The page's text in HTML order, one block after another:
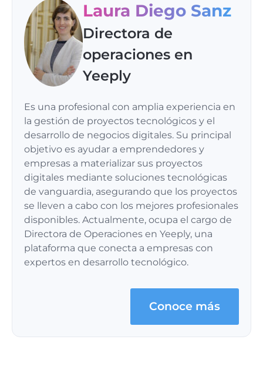
Laura Diego Sanz
Directora de
operaciones en
Yeeply
Es una profesional con amplia experiencia en
la gestión de proyectos tecnológicos y el
desarrollo de negocios digitales. Su principal
objetivo es ayudar a emprendedores y
empresas a materializar sus proyectos
digitales mediante soluciones tecnológicas
de vanguardia, asegurando que los proyectos
se lleven a cabo con los mejores profesionales
disponibles. Actualmente, ocupa el cargo de
Directora de Operaciones en Yeeply, una
plataforma que conecta a empresas con
expertos en desarrollo tecnológico.
Conoce más